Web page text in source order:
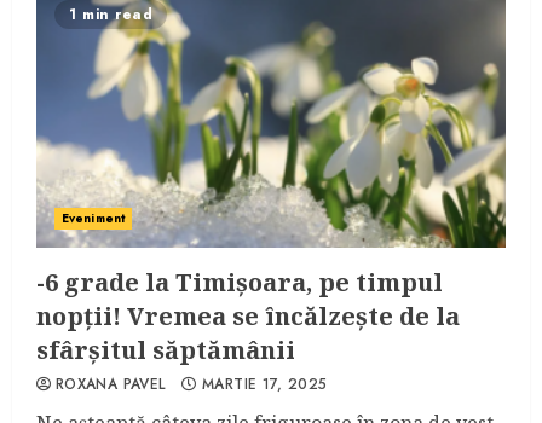
1 min read
Eveniment
-6 grade la Timișoara, pe timpul
nopții! Vremea se încălzește de la
sfârșitul săptămânii
ROXANA PAVEL MARTIE 17, 2025